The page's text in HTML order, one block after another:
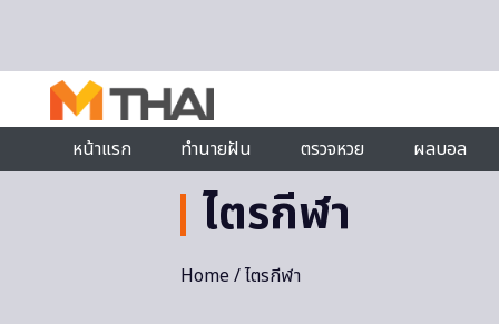
หน้าแรก
ทำนายฝัน ตรวจหวย ผลบอล
ไตรกีฬา
Home/ ไตรกีฬา